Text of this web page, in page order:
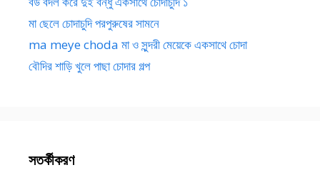
মা ছেলে চোদাচুদি পরপুরুষের সামনে
ma meye choda মা ও সুন্দরী মেয়েকে একসাথে চোদা
বৌদির শাড়ি খুলে পাছা চোদার গল্প
সতর্কীকরণ